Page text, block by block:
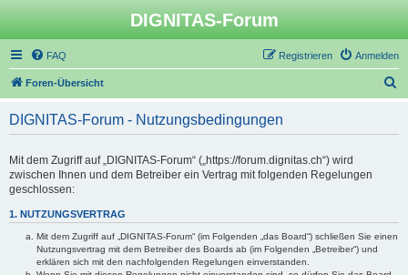
DIGNITAS-Forum
FAQ Anmelden
Registrieren
Foren-Übersicht
DIGNITAS-Forum - Nutzungsbedingungen
Mit dem Zugriff auf „DIGNITAS-Forum“ („https://forum.dignitas.ch“) wird
zwischen Ihnen und dem Betreiber ein Vertrag mit folgenden Regelungen
geschlossen:
1. NUTZUNGSVERTRAG
Mit dem Zugriff auf „DIGNITAS-Forum“ (im Folgenden „das Board“) schließen Sie einen
Nutzungsvertrag mit dem Betreiber des Boards ab (im Folgenden „Betreiber“) und
erklären sich mit den nachfolgenden Regelungen einverstanden.